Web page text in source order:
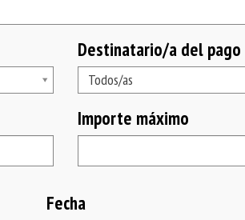
Destinatario/a del pago
Todos/as
Destinatario/a
del
pago
Importe máximo
Fecha